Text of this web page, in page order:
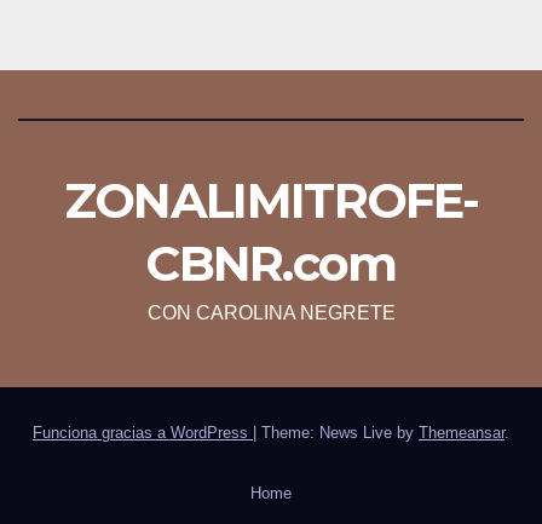
ZONALIMITROFE-
CBNR.com
CON CAROLINA NEGRETE
Funciona gracias a WordPress Theme: News Live by Themeansar.
Home